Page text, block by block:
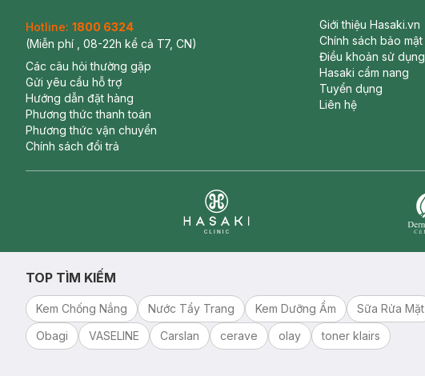
Hotline: 1800 6324
(Miễn phí , 08-22h kể cả T7, CN)
Các câu hỏi thường gặp
Gửi yêu cầu hỗ trợ
Hướng dẫn đặt hàng
Phương thức thanh toán
Phương thức vận chuyển
Chính sách đổi trả
Giới thiệu Hasaki.vn
Chính sách bảo mật
Điều khoản sử dụng
Hasaki cẩm nang
Tuyển dụng
Liên hệ
TOP TÌM KIẾM
Kem Chống Nắng Nước Tẩy Trang Kem Dưỡng Ẩm Sữa Rửa Mặt
Obagi
VASELINE Carslan cerave olay toner klairs